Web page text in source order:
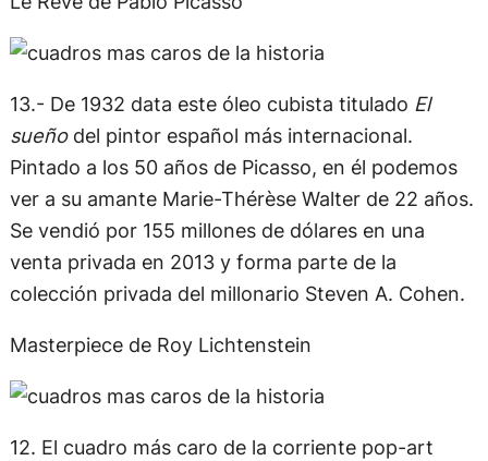
13.- De 1932 data este óleo cubista titulado El
sueño del pintor español más internacional.
Pintado a los 50 años de Picasso, en él podemos
ver a su amante Marie-Thérèse Walter de 22 años.
Se vendió por 155 millones de dólares en una
venta privada en 2013 y forma parte de la
colección privada del millonario Steven A. Cohen.
Masterpiece de Roy Lichtenstein
12. El cuadro más caro de la corriente pop-art